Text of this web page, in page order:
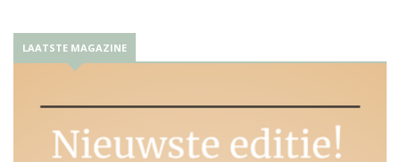
LAATSTE MAGAZINE